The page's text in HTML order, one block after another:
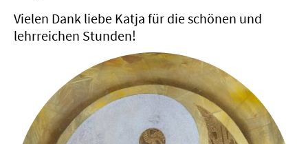
Vielen Dank liebe Katja für die schönen und
lehrreichen Stunden!